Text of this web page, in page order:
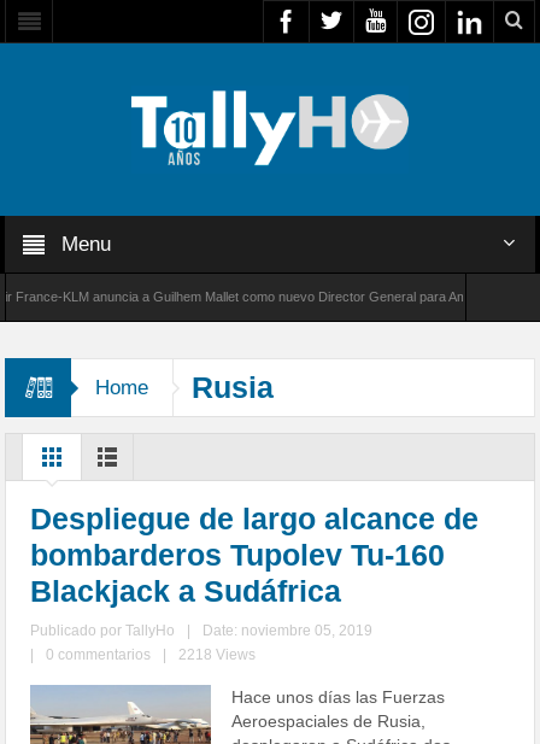
Menu
KLM anuncia a Guilhem Mallet como nuevo Director General para América Latina
Home Rusia
Despliegue de largo alcance de
bombarderos Tupolev Tu-160
Blackjack a Sudáfrica
Publicado porTallyHo
Date: noviembre 05, 2019
0 commentarios 2218 Views
Hace unos días las Fuerzas
Aeroespaciales de Rusia,